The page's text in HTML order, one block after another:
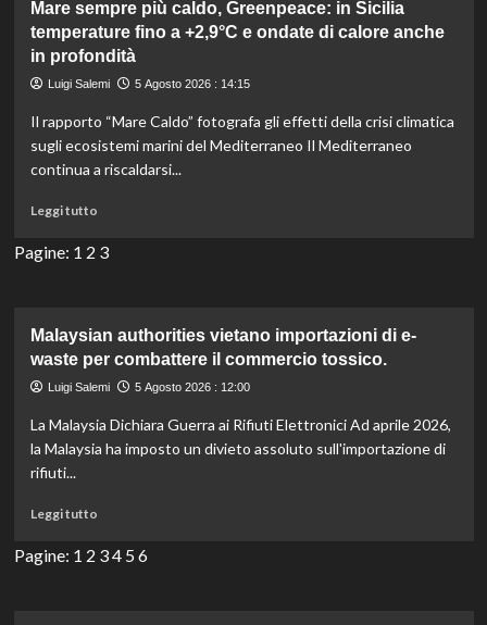
Amazonici:
15.000
attraversamenti
per
la
senza
incidenti
stradali.
Mare sempre più caldo, Greenpeace: in Sicilia
temperature fino a +2,9°C e ondate di calore anche
in profondità
Luigi Salemi 5 Agosto 2026 : 14:15
Il rapporto “Mare Caldo” fotografa gli effetti della crisi climatica
sugli ecosistemi marini del Mediterraneo Il Mediterraneo
continua a riscaldarsi...
Leggi tuttoLeggi
più
più
caldo,
in
temperature
fino
e
di
Pagine: 1 2 3
Malaysian authorities vietano importazioni di e-
waste per combattere il commercio tossico.
Luigi Salemi 5 Agosto 2026 : 12:00
La Malaysia Dichiara Guerra ai Rifiuti Elettronici Ad aprile 2026,
la Malaysia ha imposto un divieto assoluto sull'importazione di
rifiuti...
Leggi tuttoLeggi
più
Pagine: 1 2 34 5 6